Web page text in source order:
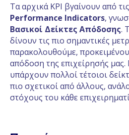
Τα αρχικά KPI βγαίνουν από
Performance Indicators,
Βασικοί Δείκτες Απόδοσης.
δίνουν τις πιο σημαντικές
παρακολουθούμε,
απόδοση της επιχείρησής
υπάρχουν πολλοί τέτοιοι
πιο σχετικοί από άλλους,
στόχους του κάθε